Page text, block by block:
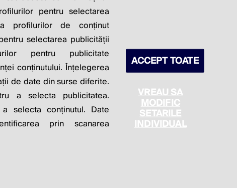
PROFITS.
de cookie Politica de confidențialitate
pentru selectarea
profilurilor de conținut
selectarea publicității
pentru publicitate
conținutului. Înțelegerea
de date din surse diferite.
a selecta publicitatea.
selecta conținutul. Date
prin scanarea
ACCEPT TOATE
VREAU SA
MODIFIC
SETARILE
INDIVIDUAL